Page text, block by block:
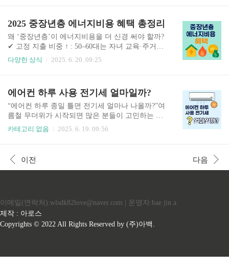
한 곰팡이와 박테리아입니다.✔ 에바포레이터(냉
기를 만드..
의사항까지 한눈에 확인할 수 있는 총정리를 제공
합니다. ✅ 청년 취업지원금이란?청년 취업지원금
은 정부에서 만 15세 이상 ~ 만 34세 이하 청년을
대상으로 구직 활동을 하는 동안 금전적 지원(구직
촉진수당 등)을 제공하여 취업을 독려하고 경제적
채움공제, 청년일자리도약장려금’ 등 다양하게 존
재하지만, 일반적으..
2025 중장년층 에너지비용 혜택 총정리
왜 ‘중장년층’이 에너지비용을 더 신경 써야 할까?
✔ 고정 지출 비중 ↑ : 50‒60대는 자녀 교육·주거비
부담이 이어지며, 난방·냉방 사용량 또한 높습니
중장년 맞춤형 에너지복지 사업이 대폭 늘어났습
니다. 이 글에서 전기·가스·연료비를 동시에 줄이
는 제도·실천법을 한꺼번에 안내해 드립니다. 중장
년층이 받을 수 있는 에너지 혜택 7가지1. ‘중장년
에너지바우처+’ 신설대상 : 만 50‒64세, 중위소득 6
기·가스 바우처 자동 차감신청 : 복지로 또는 주민
센터 (5‒9월)2. 도시가스 ‘온..
다양한 상식 2025. 6. 20. 09:25
에어컨 하루 사용 전기세 얼마일까?
“에어컨 하루 종일 틀면 전기세 얼마나 나올까?”여
름철 무더위가 시작되면 많은 분들이 고민하는 질
문입니다. ✔ 전기요금 폭탄 피하려면 하루 사용량
렵죠. 이번 글에서는 2025년 기준 에어컨 하루 사용
전기세를 실제 소비전력 기준으로 계산하고,✔ 누
산됩니다.총 전기요금 = 기본요금 + 전력량요금 +
기후환경요금 ± 연료비조정액 + 부가세 하지만 가
정용 전기요금의 대부분은 ‘전력량요금’이며,에어
카테고리 없음 2025. 6. 19. 09:56
이전 다음
이메일(연락처):wlsdk82love@naver.com | 운영자:bae jin a
제작 : 아로스
Copyrights © 2022 All Rights Reserved by (주)아백.